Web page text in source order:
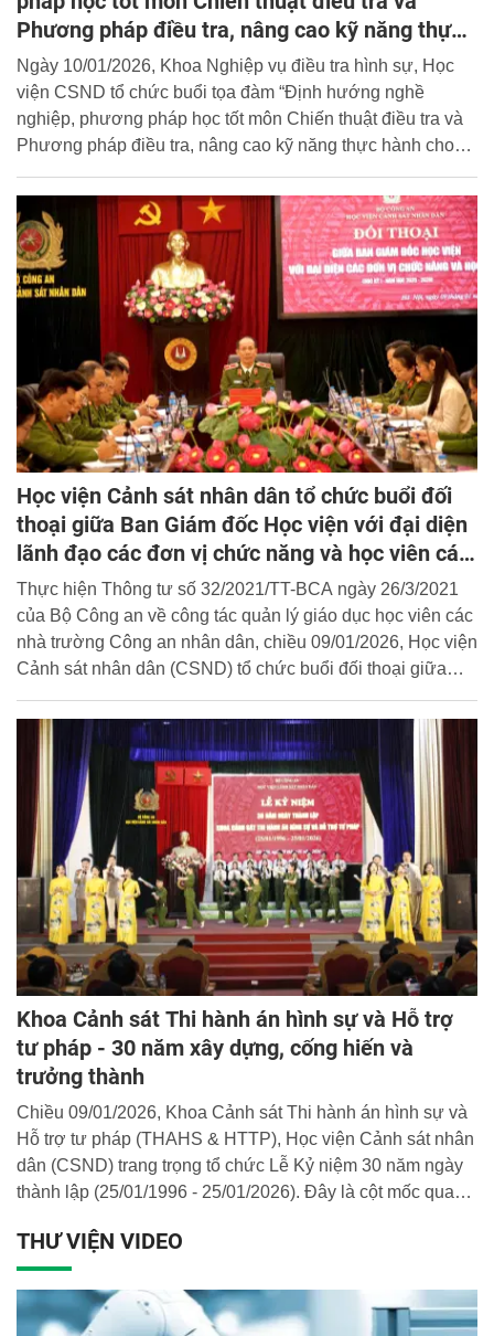
Phương pháp điều tra, nâng cao kỹ năng thực
hành cho học viên chuyên ngành khoá D48
Ngày 10/01/2026, Khoa Nghiệp vụ điều tra hình sự, Học
viện CSND tổ chức buổi tọa đàm “Định hướng nghề
nghiệp, phương pháp học tốt môn Chiến thuật điều tra và
Phương pháp điều tra, nâng cao kỹ năng thực hành cho
Học viện Cảnh sát nhân dân tổ chức buổi đối
thoại giữa Ban Giám đốc Học viện với đại diện
lãnh đạo các đơn vị chức năng và học viên các
khóa học
Thực hiện Thông tư số 32/2021/TT-BCA ngày 26/3/2021
của Bộ Công an về công tác quản lý giáo dục học viên các
nhà trường Công an nhân dân, chiều 09/01/2026, Học viện
Cảnh sát nhân dân (CSND) tổ chức buổi đối thoại giữa
học.
Khoa Cảnh sát Thi hành án hình sự và Hỗ trợ
tư pháp - 30 năm xây dựng, cống hiến và
trưởng thành
Chiều 09/01/2026, Khoa Cảnh sát Thi hành án hình sự và
Hỗ trợ tư pháp (THAHS & HTTP), Học viện Cảnh sát nhân
dân (CSND) trang trọng tổ chức Lễ Kỷ niệm 30 năm ngày
thành lập (25/01/1996 - 25/01/2026). Đây là cột mốc quan
nghiệp đào tạo nguồn nhân lực chất lượng cao cho lực
lượng Công an nhân dân.
THƯ VIỆN VIDEO